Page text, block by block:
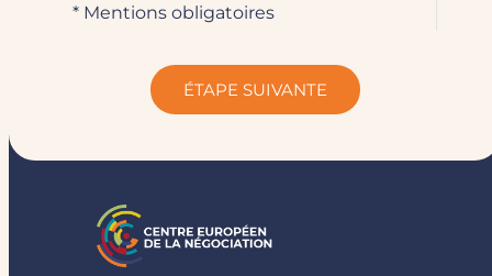
* Mentions obligatoires
ÉTAPE SUIVANTE